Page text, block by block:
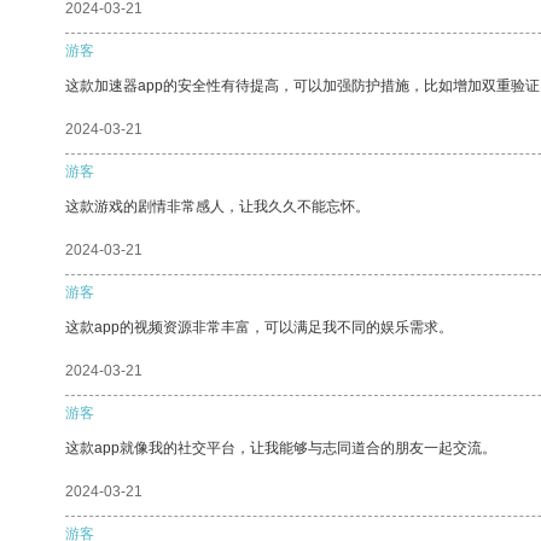
2024-03-21
游客
这款加速器app的安全性有待提高，可以加强防护措施，比如增加双重验
2024-03-21
游客
这款游戏的剧情非常感人，让我久久不能忘怀。
2024-03-21
游客
这款app的视频资源非常丰富，可以满足我不同的娱乐需求。
2024-03-21
游客
这款app就像我的社交平台，让我能够与志同道合的朋友一起交流。
2024-03-21
游客